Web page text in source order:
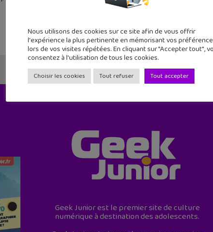
Geek Junior est le premier site de culture
numérique à destination des adolescents.
Nous utilisons des cookies sur ce site afin de vous offrir
l'expérience la plus pertinente en mémorisant vos
lors de vos visites répétées. En cliquant sur "Accepter tout",
consentez à l'utilisation de tous les cookies.
Choisir les cookies Tout refuser Tout accepter